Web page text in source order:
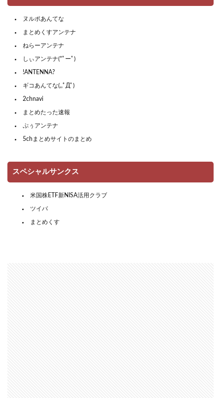
ヌルポあんてな
まとめくすアンテナ
ねらーアンテナ
しぃアンテナ(*ﾟーﾟ)
!ANTENNA?
ギコあんてな(,,ﾟДﾟ)
2chnavi
まとめたった速報
ぷぅアンテナ
5chまとめサイトのまとめ
スペシャルサンクス
米国株ETF新NISA活用クラブ
ツイバ
まとめくす